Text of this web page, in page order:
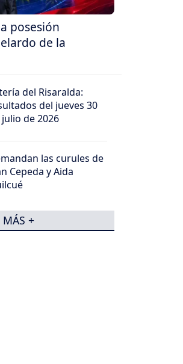
posesión
de la
del Risaralda:
del jueves 30
de 2026
las curules de
Cepeda y Aida
MÁS +